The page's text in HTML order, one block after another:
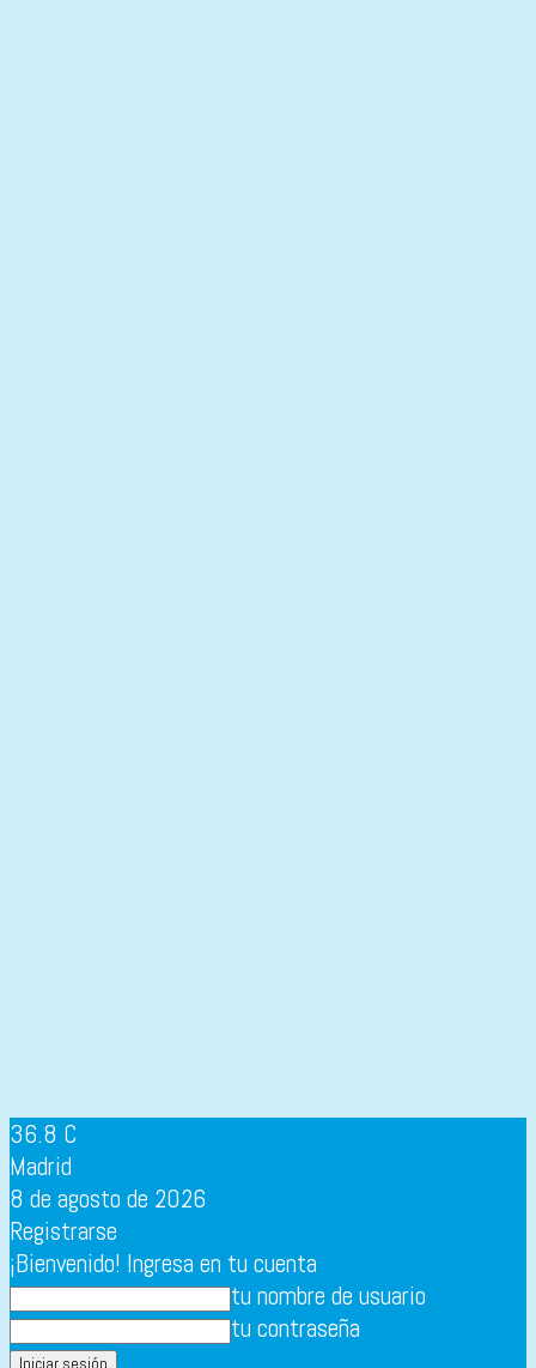
36.8 C
Madrid
8 de agosto de 2026
Registrarse
¡Bienvenido! Ingresa en tu cuenta
tu nombre de usuario
tu contraseña